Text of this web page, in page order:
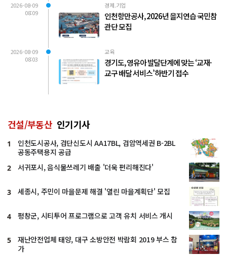
2026-08-09
08:09
경제.기업
인천항만공사, 2026년 을지연습 국민참
관단 모집
2026-08-09
08:03
교육
경기도, 영유아 발달단계에 맞는 ‘교재·
교구 배달 서비스’ 하반기 접수
건설/부동산 인기기사
1
인천도시공사, 검단신도시 AA17BL, 검암역세권 B-2BL
공동주택용지 공급
2 서귀포시, 음식물쓰레기 배출 '더욱 편리해진다'
3 세종시, 주민이 마을문제 해결 '열린 마을계획단' 모집
4 평창군, 시티투어 프로그램으로 고객 유치 서비스 개시
5
재난안전업체 태양, 대구 소방안전 박람회 2019 부스 참
가